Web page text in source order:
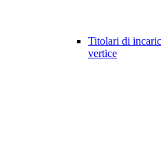
Titolari di
vertice